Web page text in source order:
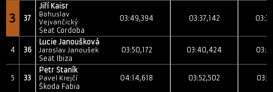
3 37
Jiří Kaisr
Bohuslav
Vejvančický
Seat Cordoba
03:49,394 03:37,142
4 36
Lucie Janoušková
Jaroslav Janoušek
Seat Ibiza
03:50,172 03:40,424
5 33
Petr Staník
Pavel Krejčí
Škoda Fabia
04:14,618 03:52,502